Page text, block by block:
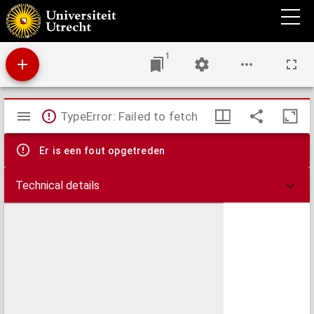
De zending onder de volken der aarde.
1
Mirador
viewer
TypeError: Failed to fetch
Er is een fout opgetreden
Technical details